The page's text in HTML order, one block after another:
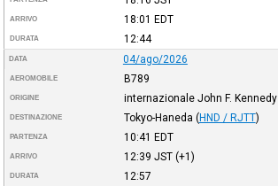
ARRIVO 18:01 EDT
DURATA 12:44
DATA 04/ago/2026
AEROMOBILE B789
ORIGINE internazionale John F. Kennedy
DESTINAZIONE Tokyo-Haneda (HND / RJTT)
PARTENZA 10:41 EDT
ARRIVO 12:39 JST(+1)
DURATA 12:57